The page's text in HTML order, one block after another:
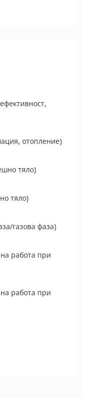
отопление)
тяло)
тяло)
газова фаза)
работа при
работа при